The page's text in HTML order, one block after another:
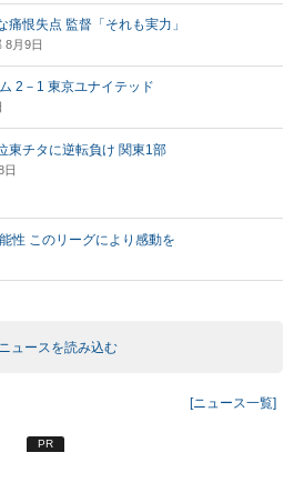
痛恨失点 監督「それも実力」
8月9日
2－1 東京ユナイテッド
東チタに逆転負け 関東1部
日
性 このリーグにより感動を
ニュースを読み込む
[ニュース一覧]
PR